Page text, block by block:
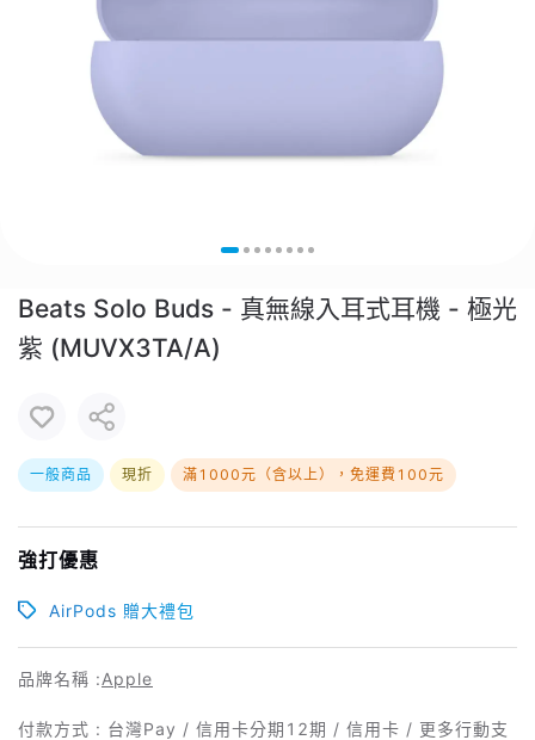
Beats Solo Buds - 真無線入耳式耳機 - 極光
紫 (MUVX3TA/A)
一般商品 現折 滿1000元（含以上），免運費100元
強打優惠
AirPods 贈大禮包
品牌名稱 :Apple
付款方式 : 台灣Pay / 信用卡分期12期 / 信用卡 / 更多行動支